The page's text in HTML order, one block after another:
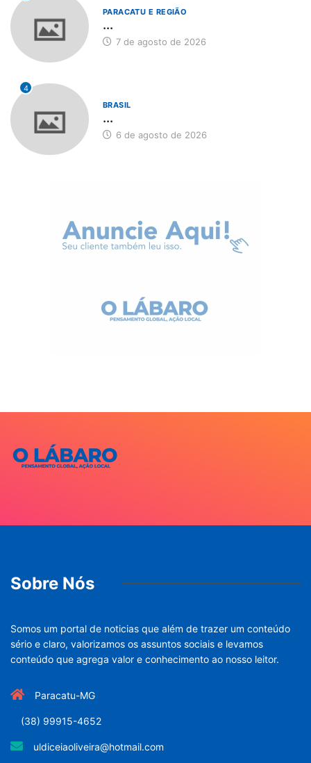
PARACATU E REGIÃO
...
7 de agosto de 2026
4
BRASIL
...
6 de agosto de 2026
Sobre Nós
Somos um portal de noticias que além de trazer um conteúdo
sério e claro, valorizamos os assuntos sociais e levamos
conteúdo que agrega valor e conhecimento ao nosso leitor.
Paracatu-MG
(38) 99915-4652
uldiceiaoliveira@hotmail.com